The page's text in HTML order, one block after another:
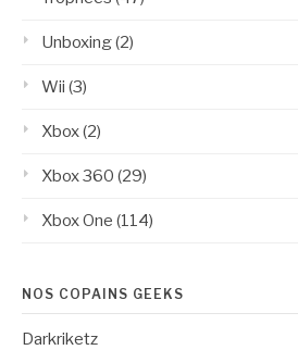
Unboxing(2)
Wii (3)
Xbox(2)
Xbox 360 (29)
Xbox One (114)
NOS COPAINS GEEKS
Darkriketz